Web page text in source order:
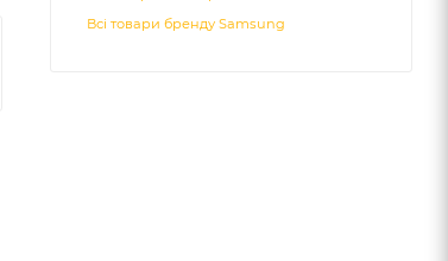
Всі товари бренду Samsung